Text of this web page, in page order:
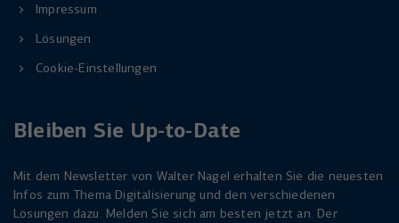
Impressum
Lösungen
Cookie-Einstellungen
Bleiben Sie Up-to-Date
Mit dem Newsletter von Walter Nagel erhalten Sie die neuesten
Infos zum Thema Digitalisierung und den verschiedenen
Lösungen dazu. Melden Sie sich am besten jetzt an. Der